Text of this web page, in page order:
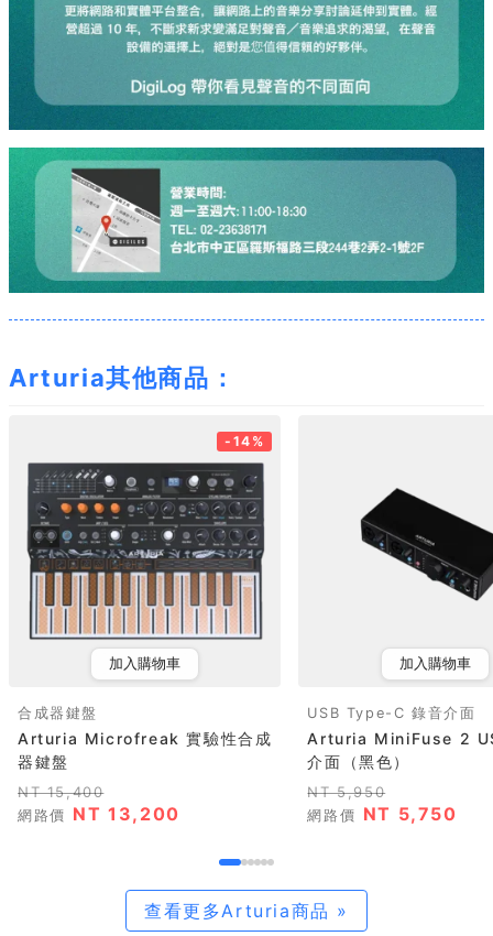
Arturia其他商品：
-14%
加入購物車
合成器鍵盤
Arturia Microfreak 實驗性合成
器鍵盤
NT 15,400
網路價 NT 13,200
加入購物車
USB Type-C 錄音介面
Arturia MiniFuse 2
介面（黑色）
NT 5,950
網路價 NT 5,750
查看更多Arturia商品 »